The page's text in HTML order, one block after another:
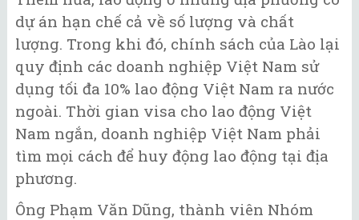
dự án hạn chế cả về số lượng và chất
lượng. Trong khi đó, chính sách của Lào lại
quy định các doanh nghiệp Việt Nam sử
dụng tối đa 10% lao động Việt Nam ra nước
ngoài. Thời gian visa cho lao động Việt
Nam ngắn, doanh nghiệp Việt Nam phải
tìm mọi cách để huy động lao động tại địa
phương.
Ông Phạm Văn Dũng, thành viên Nhóm